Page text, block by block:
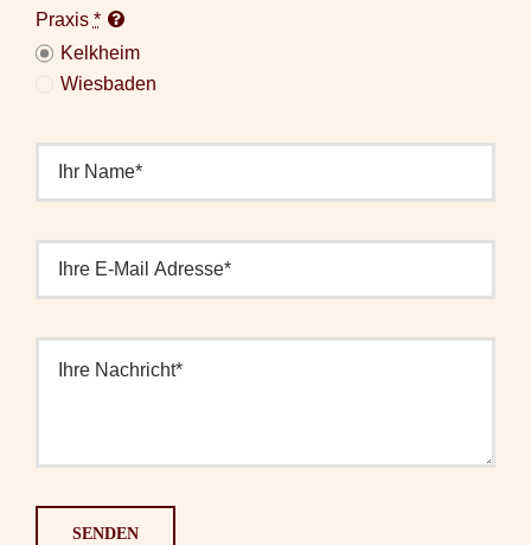
Praxis *
Kelkheim
Wiesbaden
SENDEN